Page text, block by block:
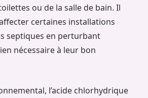
ou de la salle de bain. Il
certaines installations
septiques en perturbant
nécessaire à leur bon
l’acide chlorhydrique